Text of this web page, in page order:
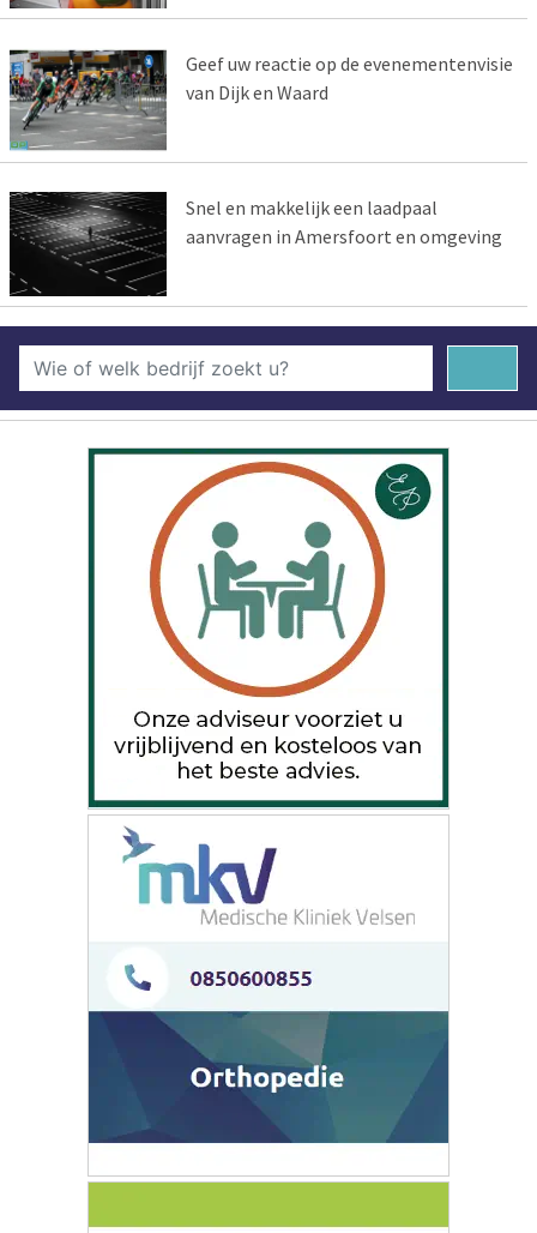
Geef uw reactie op de evenementenvisie
van Dijk en Waard
Snel en makkelijk een laadpaal
aanvragen in Amersfoort en omgeving